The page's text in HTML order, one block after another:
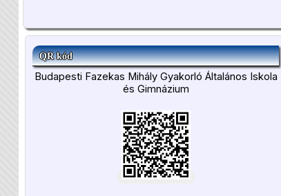
QR kód
Budapesti Fazekas Mihály Gyakorló Általános Iskola
és Gimnázium